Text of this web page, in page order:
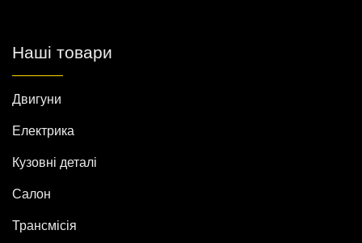
Наші товари
Двигуни
Електрика
Кузовні деталі
Салон
Трансмісія